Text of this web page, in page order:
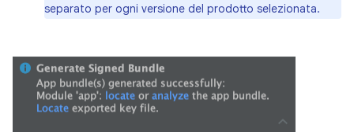
separato per ogni versione del prodotto selezionata.